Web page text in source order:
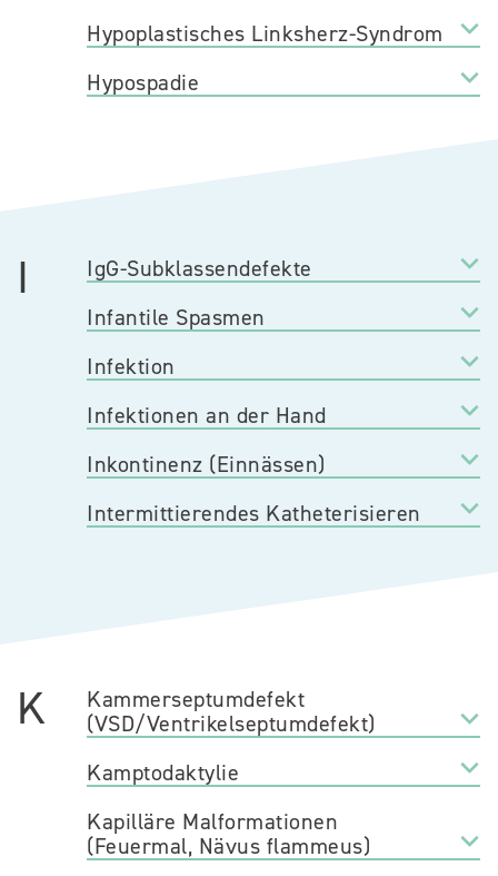
Hypoplastisches Linksherz-Syndrom
Hypospadie
I
IgG-Subklassendefekte
Infantile Spasmen
Infektion
Infektionen an der Hand
Inkontinenz (Einnässen)
Intermittierendes Katheterisieren
K
Kammerseptumdefekt
(VSD/Ventrikelseptumdefekt)
Kamptodaktylie
Kapilläre Malformationen
(Feuermal, Nävus flammeus)